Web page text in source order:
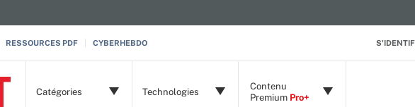
RESSOURCES PDF CYBERHEBDO
Catégories Technologies
Contenu
Premium Pro+